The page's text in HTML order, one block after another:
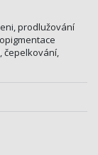
prodlužování
čepelkování,